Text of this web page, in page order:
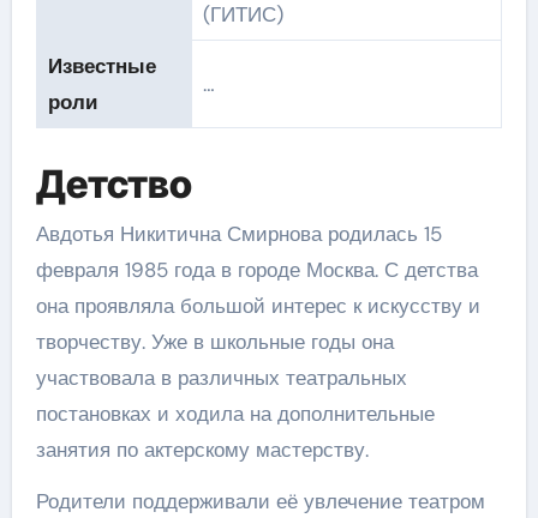
(ГИТИС)
Известные
роли
…
Детство
Авдотья Никитична Смирнова родилась 15
февраля 1985 года в городе Москва. С детства
она проявляла большой интерес к искусству и
творчеству. Уже в школьные годы она
участвовала в различных театральных
постановках и ходила на дополнительные
занятия по актерскому мастерству.
Родители поддерживали её увлечение театром